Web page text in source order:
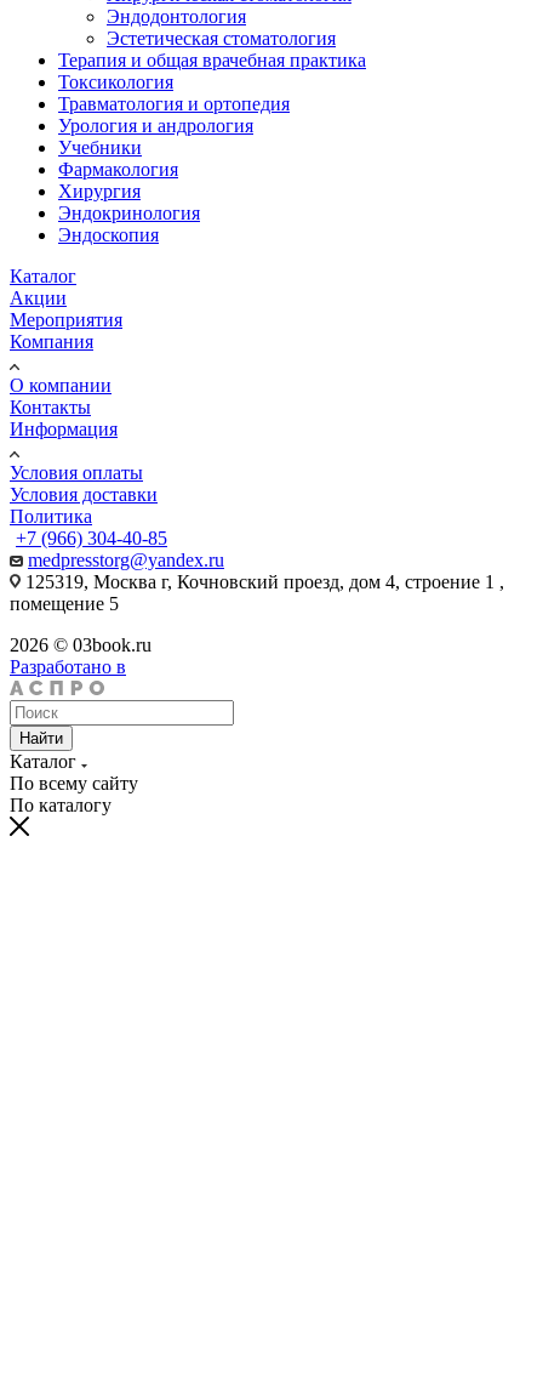
Эндодонтология
Эстетическая стоматология
Терапия и общая врачебная практика
Токсикология
Травматология и ортопедия
Урология и андрология
Учебники
Фармакология
Хирургия
Эндокринология
Эндоскопия
Каталог
Акции
Мероприятия
Компания
О компании
Контакты
Информация
Условия оплаты
Условия доставки
Политика
+7 (966) 304-40-85
medpresstorg@yandex.ru
125319, Москва г, Кочновский проезд, дом 4, строение 1 ,
помещение 5
2026 © 03book.ru
Разработано в
Найти
Каталог
По всему сайту
По каталогу